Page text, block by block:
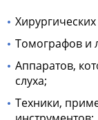
Томографов и
Аппаратов,
слуха;
Техники,